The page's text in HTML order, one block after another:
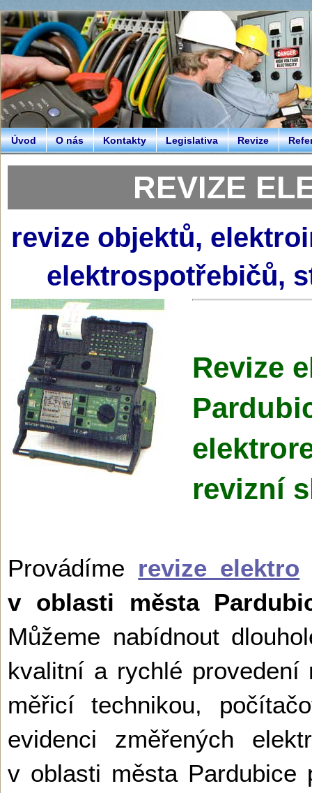
Úvod O nás Kontakty Legislativa Revize
REVIZE
revize objektů,
elektrospotřebičů,
Revize
revizní
Provádíme revize elektro
v oblasti města
Můžeme nabídnout
kvalitní a rychlé
měřicí technikou,
evidenci změřených
v oblasti města Pardubice